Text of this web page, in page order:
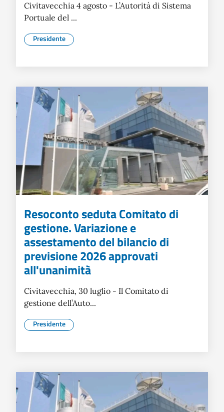
Civitavecchia 4 agosto - L’Autorità di Sistema
Portuale del ...
Presidente
Resoconto seduta Comitato di
gestione. Variazione e
assestamento del bilancio di
previsione 2026 approvati
all'unanimità
Civitavecchia, 30 luglio - Il Comitato di
gestione dell’Auto...
Presidente